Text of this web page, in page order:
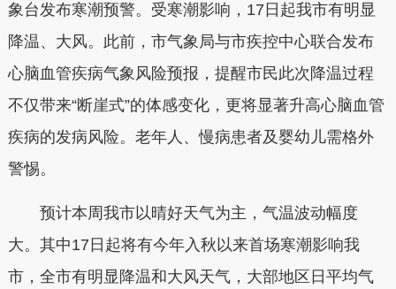
象台发布寒潮预警。受寒潮影响，17日起我市有明显
降温、大风。此前，市气象局与市疾控中心联合发布
心脑血管疾病气象风险预报，提醒市民此次降温过程
不仅带来“断崖式”的体感变化，更将显著升高心脑血管
疾病的发病风险。老年人、慢病患者及婴幼儿需格外
警惕。
预计本周我市以晴好天气为主，气温波动幅度
大。其中17日起将有今年入秋以来首场寒潮影响我
市，全市有明显降温和大风天气，大部地区日平均气